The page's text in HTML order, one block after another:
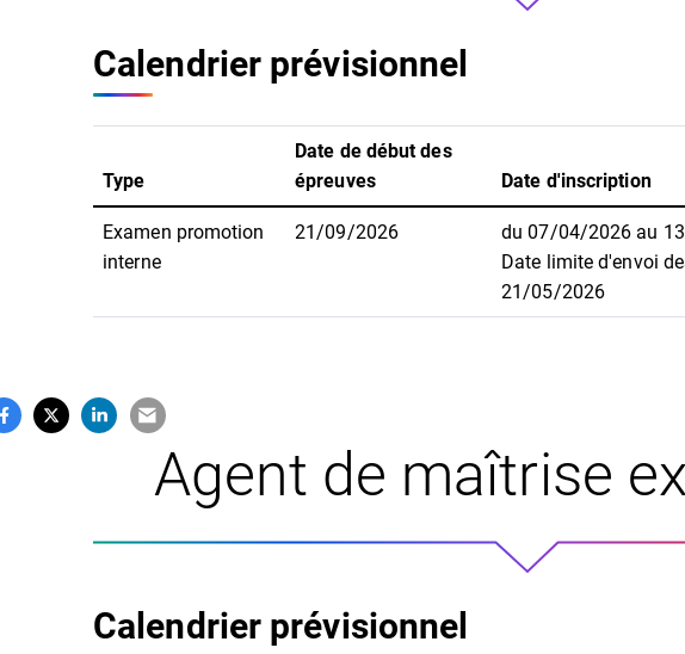
Calendrier prévisionnel
Type
Date de début des
épreuves
Date d'inscription
Examen promotion
interne
21/09/2026
du 07/04/2026 au
Date limite d'envoi
21/05/2026
Partager sur Facebook
(ouverture dans un nouvel onglet)
Partager sur X (Twitter)
(ouverture dans un nouvel onglet)
Partager sur LinkedIn
(ouverture dans un nouvel onglet)
Partager par e-mail
(ouverture dans un nouvel onglet)
Agent de maîtrise
Calendrier prévisionnel